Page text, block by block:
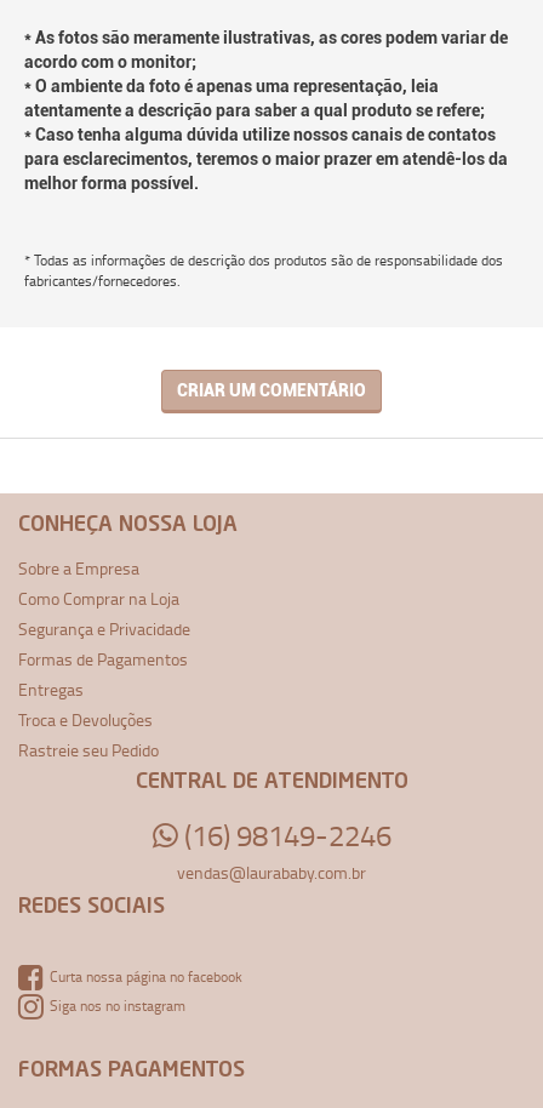
* As fotos são meramente ilustrativas, as cores podem variar de
acordo com o monitor;
* O ambiente da foto é apenas uma representação, leia
atentamente a descrição para saber a qual produto se refere;
* Caso tenha alguma dúvida utilize nossos canais de contatos
para esclarecimentos, teremos o maior prazer em atendê-los da
melhor forma possível.
* Todas as informações de descrição dos produtos são de responsabilidade dos
fabricantes/fornecedores.
CRIAR UM COMENTÁRIO
CONHEÇA NOSSA LOJA
Sobre a Empresa
Como Comprar na Loja
Segurança e Privacidade
Formas de Pagamentos
Entregas
Troca e Devoluções
Rastreie seu Pedido
CENTRAL DE ATENDIMENTO
(16) 98149-2246
vendas@laurababy.com.br
REDES SOCIAIS
Curta nossa página no facebook
Siga nos no instagram
FORMAS PAGAMENTOS